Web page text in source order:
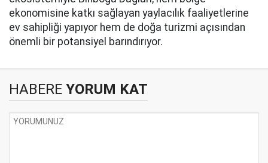
ekonomisine katkı sağlayan yaylacılık faaliyetlerine
ev sahipliği yapıyor hem de doğa turizmi açısından
önemli bir potansiyel barındırıyor.
HABERE YORUM KAT